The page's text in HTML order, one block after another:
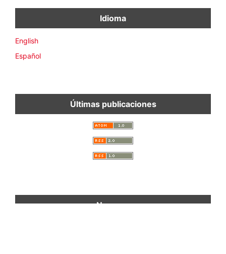
Idioma
English
Últimas publicaciones